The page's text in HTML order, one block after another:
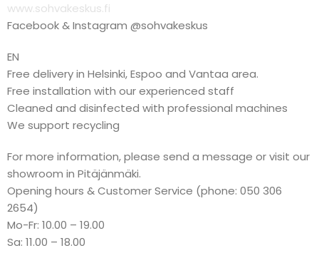
www.sohvakeskus.fi
Facebook & Instagram @sohvakeskus
EN
Free delivery in Helsinki, Espoo and Vantaa area.
Free installation with our experienced staff
Cleaned and disinfected with professional machines
We support recycling
For more information, please send a message or visit our
showroom in Pitäjänmäki.
Opening hours & Customer Service (phone: 050 306
2654)
Mo-Fr: 10.00 – 19.00
Sa: 11.00 – 18.00